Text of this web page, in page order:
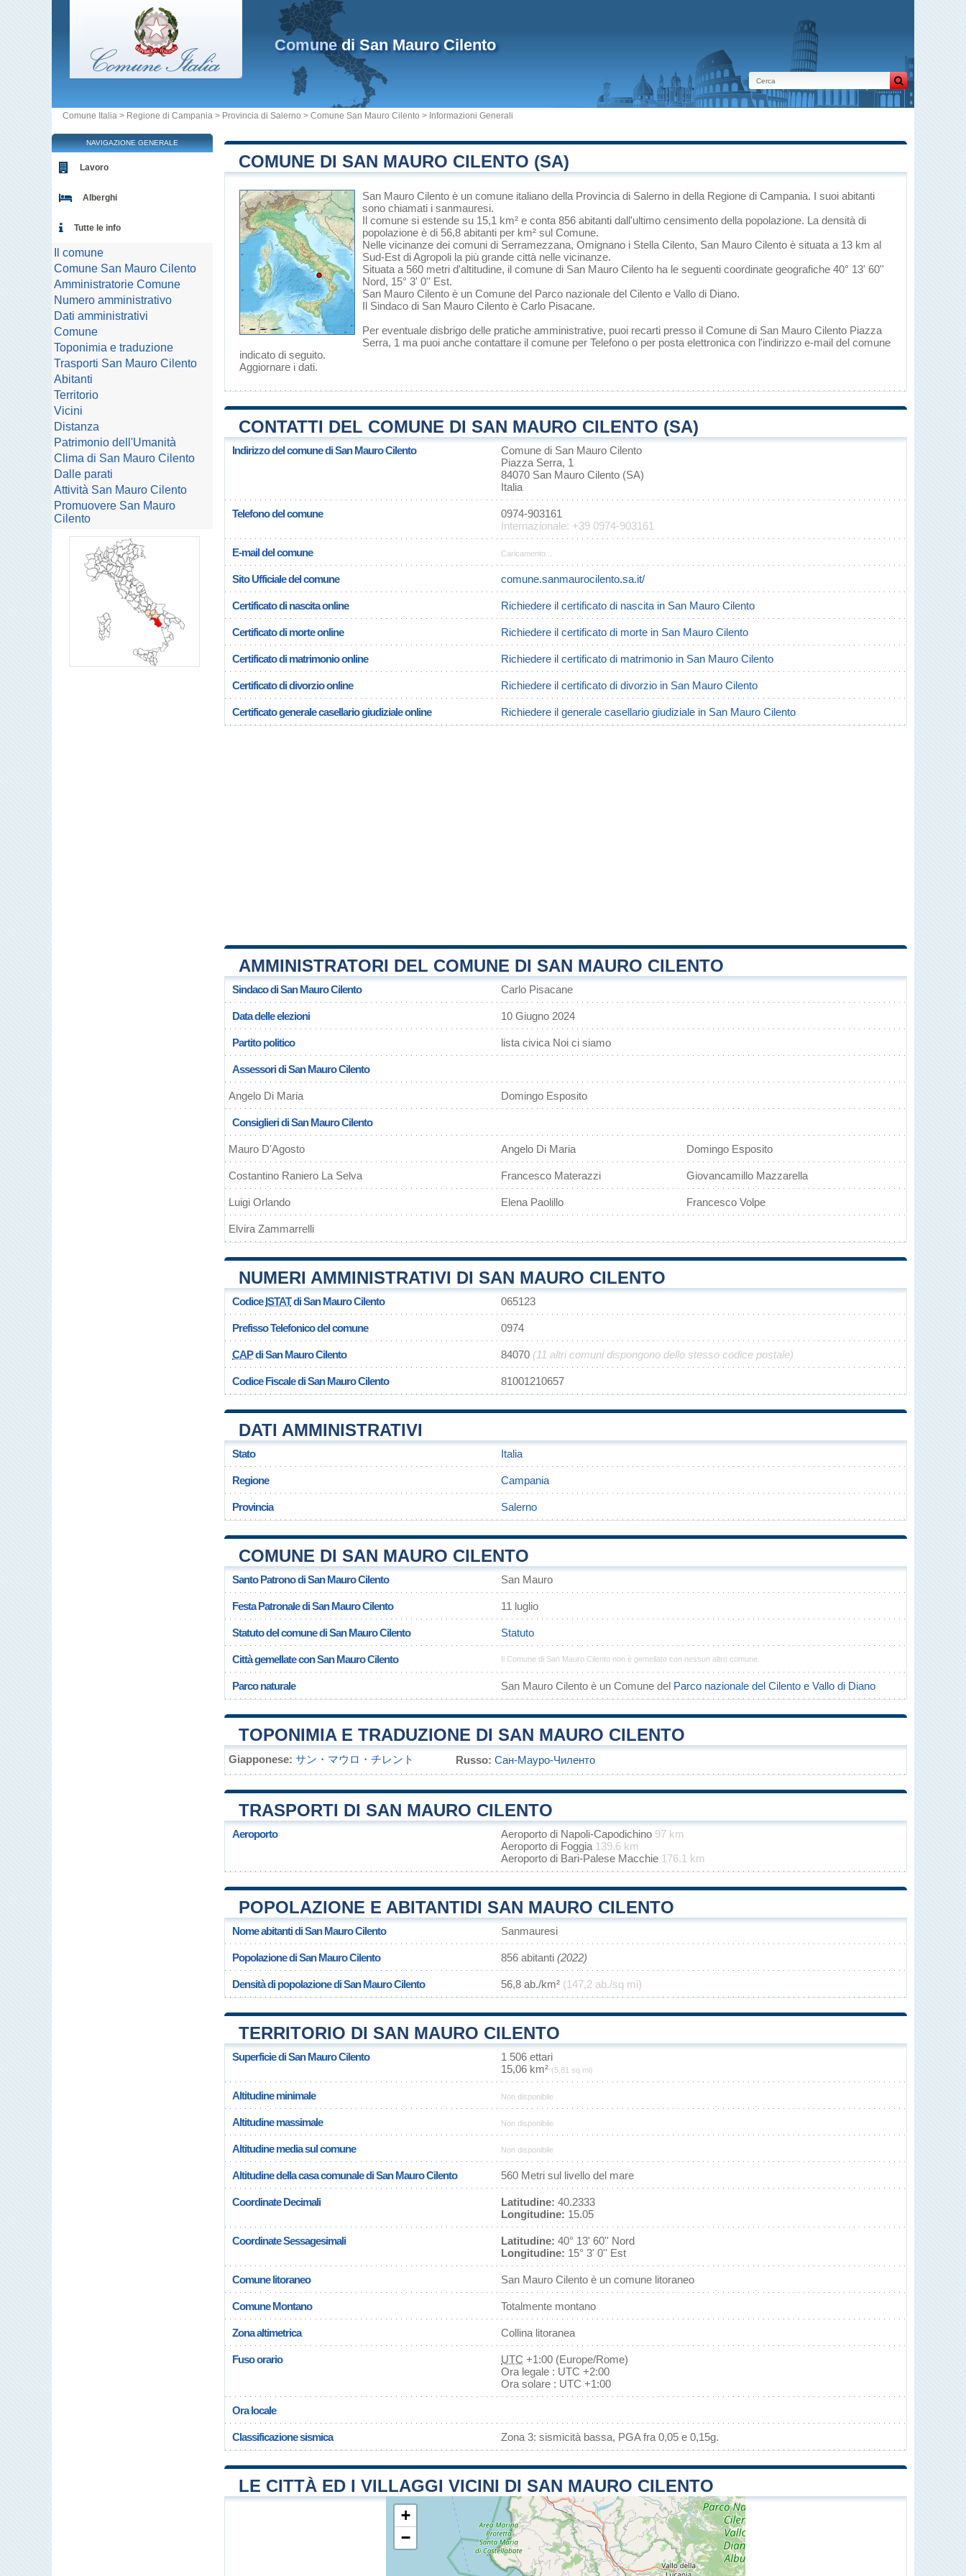
Comunedi San Mauro Cilento
Comune Italia > Regione di Campania > Provincia di Salerno > Comune San Mauro Cilento > Informazioni Generali
COMUNE DI SAN MAURO CILENTO (SA)
San Mauro Cilento è un comune italiano della Provincia di Salerno in della Regione di Campania. I suoi abitanti
sono chiamati i sanmauresi.
Il comune si estende su 15,1 km² e conta 856 abitanti dall'ultimo censimento della popolazione. La densità di
popolazione è di 56,8 abitanti per km² sul Comune.
Nelle vicinanze dei comuni di Serramezzana, Omignano i Stella Cilento, San Mauro Cilento è situata a 13 km al
Sud-Est diAgropoli la più grande città nelle vicinanze.
Situata a 560 metri d'altitudine, il comune di San Mauro Cilento ha le seguenti coordinate geografiche 40° 13' 60''
Nord, 15° 3' 0'' Est.
San Mauro Cilento è un Comune del Parco nazionale del Cilento e Vallo di Diano.
Il Sindaco di San Mauro Cilento è Carlo Pisacane.
Per eventuale disbrigo delle pratiche amministrative, puoi recarti presso il Comune di San Mauro Cilento Piazza
Serra, 1 ma puoi anche contattare il comune per Telefono o per posta elettronica con l'indirizzo e-mail del comune
indicato di seguito.
Aggiornare i dati.
CONTATTI DEL COMUNE DI SAN MAURO CILENTO (SA)
Indirizzo del comune di San Mauro Cilento
Comune di San Mauro Cilento
Piazza Serra, 1
84070 San Mauro Cilento (SA)
Italia
Telefono del comune
0974-903161
Internazionale: +39 0974-903161
E-mail del comune Caricamento...
Sito Ufficiale del comune comune.sanmaurocilento.sa.it/
Certificato di nascita online Richiedere il certificato di nascita in San Mauro Cilento
Certificato di morte online Richiedere il certificato di morte in San Mauro Cilento
Certificato di matrimonio online Richiedere il certificato di matrimonio in San Mauro Cilento
Certificato di divorzio online Richiedere il certificato di divorzio in San Mauro Cilento
Certificato generale casellario giudiziale online Richiedere il generale casellario giudiziale in San Mauro Cilento
AMMINISTRATORI DEL COMUNE DI SAN MAURO CILENTO
Sindaco di San Mauro Cilento Carlo Pisacane
Data delle elezioni 10 Giugno 2024
Partito politico lista civica Noi ci siamo
Assessori di San Mauro Cilento
Angelo Di Maria Domingo Esposito
Consiglieri di San Mauro Cilento
Mauro D'Agosto Angelo Di Maria Domingo Esposito
Costantino Raniero La Selva Francesco Materazzi Giovancamillo Mazzarella
Luigi Orlando Elena Paolillo Francesco Volpe
Elvira Zammarrelli
NUMERI AMMINISTRATIVI DI SAN MAURO CILENTO
CodiceISTATdi San Mauro Cilento 065123
Prefisso Telefonico del comune 0974
CAPdi San Mauro Cilento 84070 (11 altri comuni dispongono dello stesso codice postale)
Codice Fiscale di San Mauro Cilento 81001210657
DATI AMMINISTRATIVI
Stato Italia
Regione Campania
Provincia Salerno
COMUNE DI SAN MAURO CILENTO
Santo Patrono di San Mauro Cilento San Mauro
Festa Patronale di San Mauro Cilento 11 luglio
Statuto del comune di San Mauro Cilento Statuto
Città gemellate con San Mauro Cilento Il Comune di San Mauro Cilento non è gemellato con nessun altro comune.
Parco naturale San Mauro Cilento è un Comune del Parco nazionale del Cilento e Vallo di Diano
TOPONIMIA E TRADUZIONE DI SAN MAURO CILENTO
Giapponese: サン・マウロ・チレント Russo: Сан-Мауро-Чиленто
TRASPORTI DI SAN MAURO CILENTO
Aeroporto Aeroporto di Napoli-Capodichino 97 km
Aeroporto di Foggia 139.6 km
Aeroporto di Bari-Palese Macchie 176.1 km
POPOLAZIONE E ABITANTIDI SAN MAURO CILENTO
Nome abitanti di San Mauro Cilento Sanmauresi
Popolazione di San Mauro Cilento 856 abitanti (2022)
Densità di popolazione di San Mauro Cilento 56,8 ab./km² (147,2 ab./sq mi)
TERRITORIO DI SAN MAURO CILENTO
Superficie di San Mauro Cilento
1 506 ettari
15,06 km² (5,81 sq mi)
Altitudine minimale Non disponibile
Altitudine massimale Non disponibile
Altitudine media sul comune Non disponibile
Altitudine della casa comunale di San Mauro Cilento 560 Metri sul livello del mare
Coordinate Decimali Latitudine: 40.2333
Longitudine: 15.05
Coordinate Sessagesimali Latitudine: 40° 13' 60'' Nord
Longitudine: 15° 3' 0'' Est
Comune litoraneo San Mauro Cilento è un comune litoraneo
Comune Montano Totalmente montano
Zona altimetrica Collina litoranea
Fuso orario UTC +1:00 (Europe/Rome)
Ora legale : UTC +2:00
Ora solare : UTC +1:00
Ora locale
Classificazione sismica Zona 3: sismicità bassa, PGA fra 0,05 e 0,15g.
LE CITTÀ ED I VILLAGGI VICINI DI SAN MAURO CILENTO
+
−
NAVIGAZIONE GENERALE
Lavoro
Alberghi
Tutte le info
Il comune
Comune San Mauro Cilento
Amministratorie Comune
Numero amministrativo
Dati amministrativi
Comune
Toponimia e traduzione
Trasporti San Mauro Cilento
Abitanti
Territorio
Vicini
Distanza
Patrimonio dell'Umanità
Clima di San Mauro Cilento
Dalle parati
Attività San Mauro Cilento
Promuovere San Mauro
Cilento